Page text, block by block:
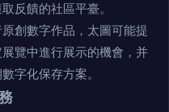
反饋的社區平臺。
原創數字作品，太圖可能提
覽中進行展示的機會，并
字化保存方案。